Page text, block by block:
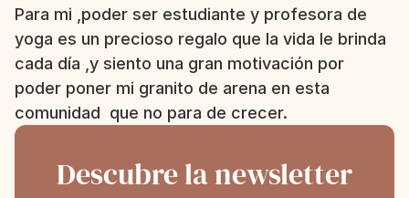
Para mi ,poder ser estudiante y profesora de
yoga es un precioso regalo que la vida le brinda
cada día ,y siento una gran motivación por
poder poner mi granito de arena en esta
comunidad  que no para de crecer.
Descubre la newsletter